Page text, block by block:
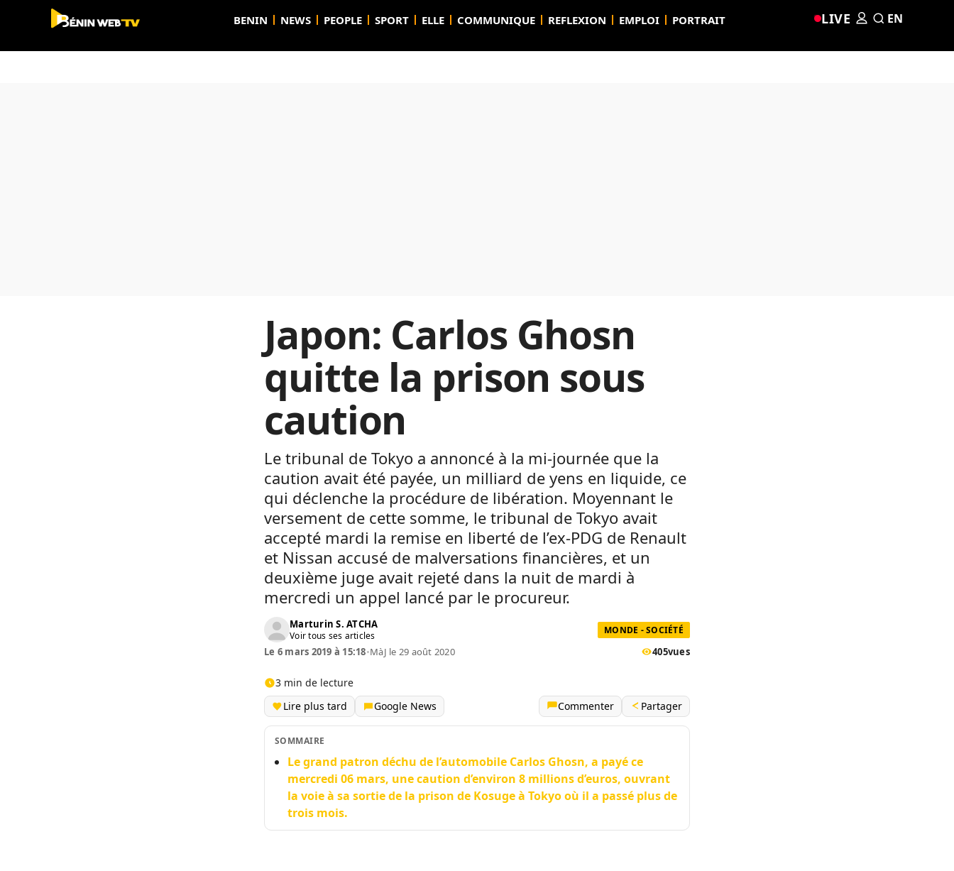
BENIN NEWS PEOPLE SPORT ELLE COMMUNIQUE REFLEXION EMPLOI PORTRAIT LIVE EN
Japon: Carlos Ghosn
quitte la prison sous
caution
Le tribunal de Tokyo a annoncé à la mi-journée que la
caution avait été payée, un milliard de yens en liquide, ce
qui déclenche la procédure de libération. Moyennant le
versement de cette somme, le tribunal de Tokyo avait
accepté mardi la remise en liberté de l’ex-PDG de Renault
et Nissan accusé de malversations financières, et un
deuxième juge avait rejeté dans la nuit de mardi à
mercredi un appel lancé par le procureur.
Marturin S. ATCHA
Voir tous ses articles MONDE - SOCIÉTÉ
Le 6 mars 2019 à 15:18•MàJ le 29 août 2020 405vues
3 min de lecture
Lire plus tard
Google News Commenter Partager
SOMMAIRE
Le grand patron déchu de l’automobile Carlos Ghosn, a payé ce
mercredi 06 mars, une caution d’environ 8 millions d’euros, ouvrant
la voie à sa sortie de la prison de Kosuge à Tokyo où il a passé plus de
trois mois.